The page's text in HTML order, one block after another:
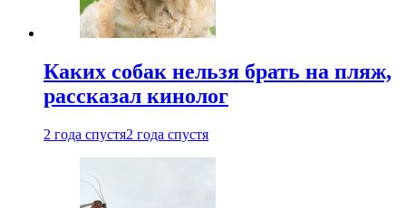
Каких собак нельзя брать на пляж,
рассказал кинолог
2 года спустя2 года спустя